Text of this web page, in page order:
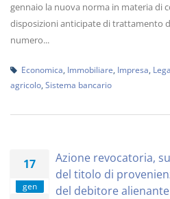
gennaio la nuova norma in materia di
disposizioni anticipate di trattamento
numero...
Economica Immobiliare Impresa
agricolo Sistema bancario
17
gen
Azione revocatoria,
del titolo di
del debitore alienante.